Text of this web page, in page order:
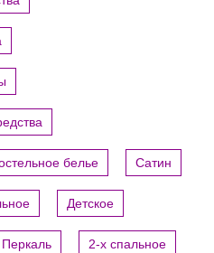
белье Сатин
Детское
Перкаль 2-х спальное